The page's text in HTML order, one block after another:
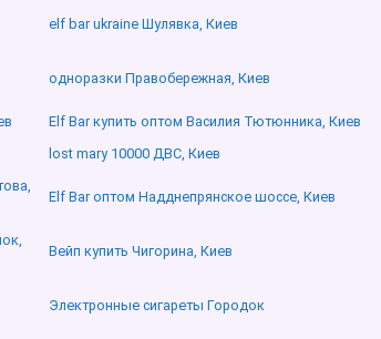
elf bar ukraine Шулявка, Киев
одноразки Правобережная, Киев
Elf Bar купить оптом Василия Тютюнника, Киев
lost mary 10000 ДВС, Киев
Elf Bar оптом Надднепрянское шоссе, Киев
Вейп купить Чигорина, Киев
Электронные сигареты Городок